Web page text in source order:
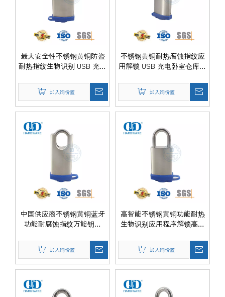
最大安全性不锈钢黄铜防盗
耐热指纹生物识别 USB 充电
50mm
加入询价篮
不锈钢黄铜耐热腐蚀指纹应
用解锁 USB 充电卧室仓库门
加入询价篮
中国供应商不锈钢黄铜蓝牙
功能耐腐蚀指纹万能钥匙
DDPL0013-40mm
加入询价篮
高智能不锈钢黄铜功能耐热
生物识别应用程序解锁高安
DDPL0012-40mm
加入询价篮